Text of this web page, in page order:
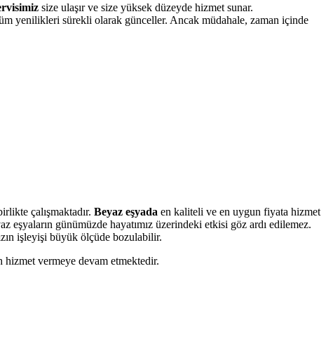
size ulaşır ve size yüksek düzeyde hizmet sunar.
yenilikleri sürekli olarak günceller. Ancak müdahale, zaman içinde
çalışmaktadır. Beyaz eşyada en kaliteli ve en uygun fiyata hizmet
günümüzde hayatımız üzerindeki etkisi göz ardı edilemez.
işleyişi büyük ölçüde bozulabilir.
hizmet vermeye devam etmektedir.